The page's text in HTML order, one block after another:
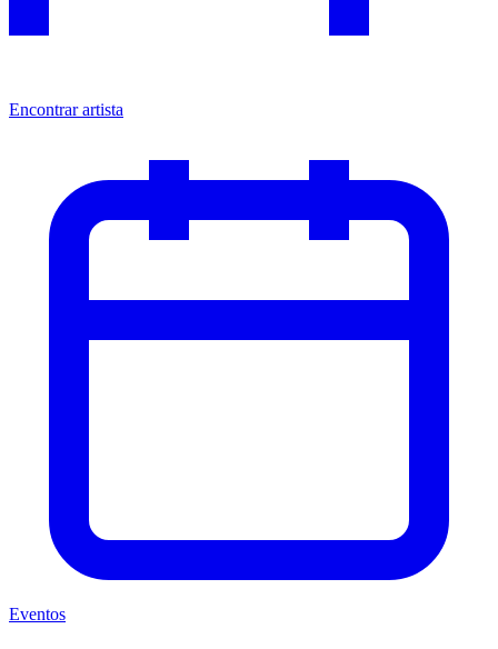
Encontrar artista
Eventos